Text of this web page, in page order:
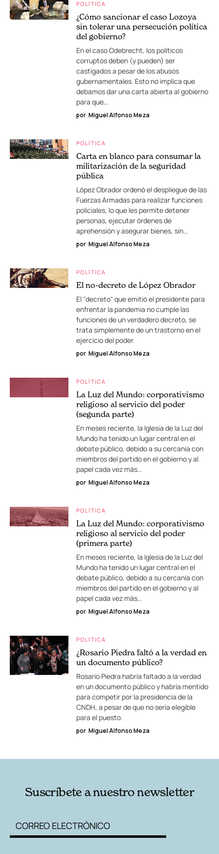
POLÍTICA
¿Cómo sancionar el caso Lozoya
sin tolerar una persecución política
del gobierno?
En el caso Odebrecht, los políticos
corruptos deben (y pueden) ser
castigados a pesar de los abusos
gubernamentales. Esto no implica que
debamos dar una carta abierta al gobierno
para que…
por Miguel Alfonso Meza
POLÍTICA
Carta en blanco para consumar la
militarización de la seguridad
pública
López Obrador ordenó el despliegue de las
Fuerzas Armadas para realizar funciones
policiales, lo que les permite detener
personas, ejecutar órdenes de
aprehensión y asegurar bienes, sin…
por Miguel Alfonso Meza
POLÍTICA
El no-decreto de López Obrador
El "decreto" que emitió el presidente para
enfrentar la pandemia no cumple las
funciones de un verdadero decreto, se
trata simplemente de un trastorno en el
ejercicio del poder.
por Miguel Alfonso Meza
POLÍTICA
La Luz del Mundo: corporativismo
religioso al servicio del poder
(segunda parte)
En meses reciente, la Iglesia de la Luz del
Mundo ha tenido un lugar central en el
debate público, debido a su cercanía con
miembros del partido en el gobierno y al
papel cada vez más…
por Miguel Alfonso Meza
POLÍTICA
La Luz del Mundo: corporativismo
religioso al servicio del poder
(primera parte)
En meses reciente, la Iglesia de la Luz del
Mundo ha tenido un lugar central en el
debate público, debido a su cercanía con
miembros del partido en el gobierno y al
papel cada vez más…
por Miguel Alfonso Meza
POLÍTICA
¿Rosario Piedra faltó a la verdad en
un documento público?
Rosario Piedra habría faltado a la verdad
en un documento público y habría mentido
para competir por la presidencia de la
CNDH, a pesar de que no sería elegible
para el puesto.
por Miguel Alfonso Meza
Suscríbete a nuestro newsletter